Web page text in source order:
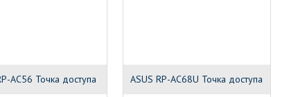
AC56 Точка доступа ASUS RP-AC68U Точка доступа